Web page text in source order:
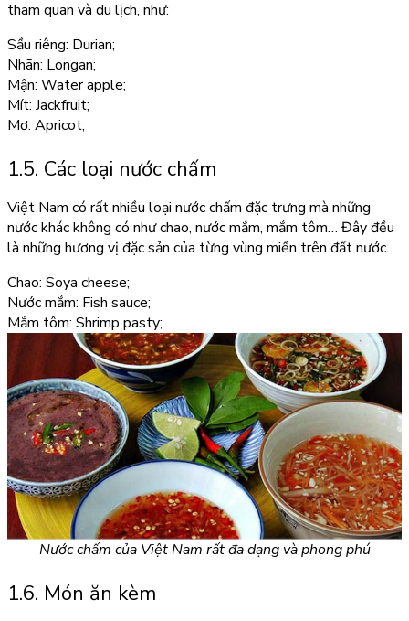
tham quan và du lịch, như:
Sầu riêng: Durian;
Nhãn: Longan;
Mận: Water apple;
Mít: Jackfruit;
Mơ: Apricot;
1.5. Các loại nước chấm
Việt Nam có rất nhiều loại nước chấm đặc trưng mà những
nước khác không có như chao, nước mắm, mắm tôm… Đây đều
là những hương vị đặc sản của từng vùng miền trên đất nước.
Chao: Soya cheese;
Nước mắm: Fish sauce;
Mắm tôm: Shrimp pasty;
Nước chấm của Việt Nam rất đa dạng và phong phú
1.6. Món ăn kèm